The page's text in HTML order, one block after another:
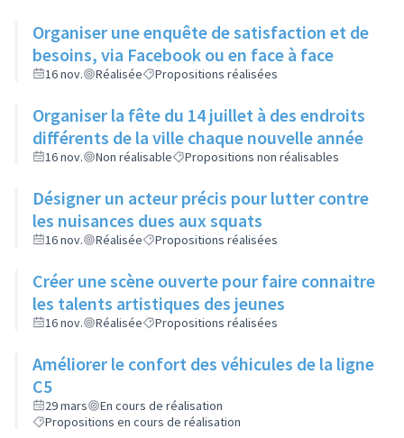
Organiser une enquête de satisfaction et de
besoins, via Facebook ou en face à face
16 nov. Réalisée Propositions réalisées
Organiser la fête du 14 juillet à des endroits
différents de la ville chaque nouvelle année
16 nov. Non réalisable Propositions non réalisables
Désigner un acteur précis pour lutter contre
les nuisances dues aux squats
16 nov. Réalisée Propositions réalisées
Créer une scène ouverte pour faire connaitre
les talents artistiques des jeunes
16 nov. Réalisée Propositions réalisées
Améliorer le confort des véhicules de la ligne
C5
29 mars
En cours de réalisation
Propositions en cours de réalisation